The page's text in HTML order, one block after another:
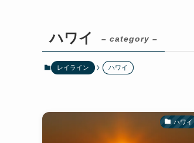
ハワイ – category –
レイライン ハワイ
ハワイ